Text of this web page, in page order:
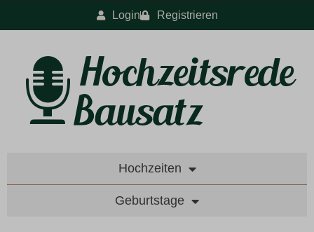
Login Registrieren
Hochzeiten
Geburtstage